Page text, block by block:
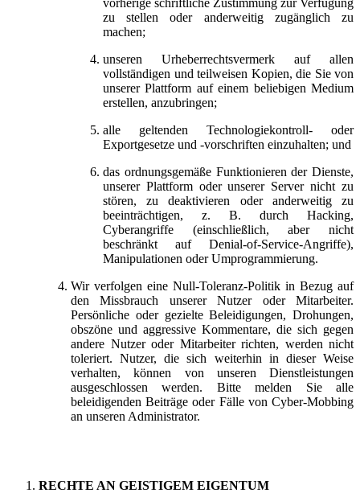
zu stellen oder anderweitig zugänglich zu
machen;
unseren Urheberrechtsvermerk auf allen
vollständigen und teilweisen Kopien, die Sie von
unserer Plattform auf einem beliebigen Medium
erstellen, anzubringen;
alle geltenden Technologiekontroll- oder
Exportgesetze und -vorschriften einzuhalten; und
das ordnungsgemäße Funktionieren der Dienste,
unserer Plattform oder unserer Server nicht zu
stören, zu deaktivieren oder anderweitig zu
beeinträchtigen, z. B. durch Hacking,
Cyberangriffe (einschließlich, aber nicht
beschränkt auf Denial-of-Service-Angriffe),
Manipulationen oder Umprogrammierung.
Wir verfolgen eine Null-Toleranz-Politik in Bezug auf
den Missbrauch unserer Nutzer oder Mitarbeiter.
Persönliche oder gezielte Beleidigungen, Drohungen,
obszöne und aggressive Kommentare, die sich gegen
andere Nutzer oder Mitarbeiter richten, werden nicht
toleriert. Nutzer, die sich weiterhin in dieser Weise
verhalten, können von unseren Dienstleistungen
ausgeschlossen werden. Bitte melden Sie alle
beleidigenden Beiträge oder Fälle von Cyber-Mobbing
an unseren Administrator.
RECHTE AN GEISTIGEM EIGENTUM